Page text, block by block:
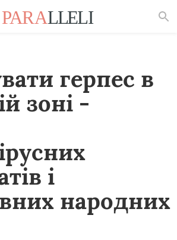
герпес в
зоні -
і
народних